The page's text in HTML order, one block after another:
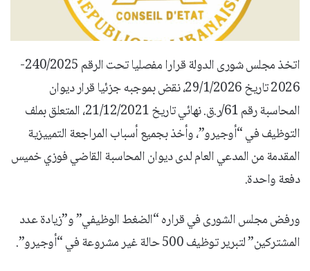
اتخذ مجلس شورى الدولة قرارا مفصليا تحت الرقم 240/2025-
2026 تاريخ 29/1/2026، نقض بموجبه جزئيا قرار ديوان
المحاسبة رقم 61/ر.ق. نهائي تاريخ 21/12/2021، المتعلق بملف
التوظيف في “أوجيرو”، وأخذ بجميع أسباب المراجعة التمييزية
المقدمة من المدعي العام لدى ديوان المحاسبة القاضي فوزي خميس
دفعة واحدة.
ورفض مجلس الشورى في قراره “الضغط الوظيفي” و”زيادة عدد
المشتركين” لتبرير توظيف 500 حالة غير مشروعة في “أوجيرو”.